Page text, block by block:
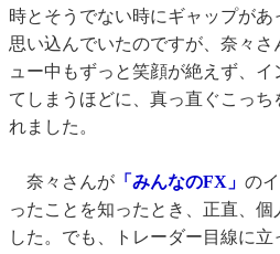
時とそうでない時にギャップがあ
思い込んでいたのですが、奈々
ュー中もずっと笑顔が絶えず、
てしまうほどに、真っ直ぐこっち
れました。
奈々さんが 「みんなのFX」 の
ったことを知ったとき、正直、個
した。でも、トレーダー目線に